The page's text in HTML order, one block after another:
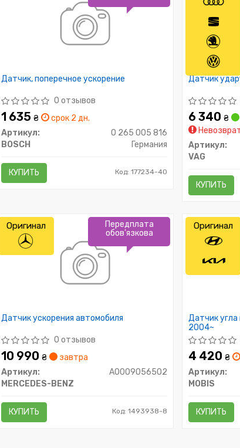
Датчик, поперечное ускорение
0 отзывов
1 635 ₴
срок 2 дн.
Артикул:
0 265 005 816
BOSCH
Германия
КУПИТЬ Код: 177234-40
Датчик
6 340₴
Артикул:
VAG
КУПИТЬ
Датчик ускорения автомобиля
0 отзывов
10 990 ₴
завтра
Артикул:
A0009056502
MERCEDES-BENZ
КУПИТЬ Код: 1493938-8
Передплата
обов'язкова
Оригинал
Датчик угла
2004~
4 420₴
Артикул:
MOBIS
КУПИТЬ
Оригинал